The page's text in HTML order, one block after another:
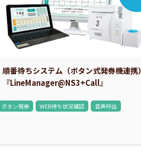
順番待ちシステム（ボタン式発券機連携）
『LineManager@NS3+Call』
ボタン発券 WEB待ち状況確認 音声呼出